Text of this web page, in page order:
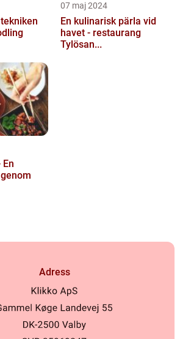
07 maj 2024
En kulinarisk pärla vid
havet - restaurang
Tylösan...
Adress